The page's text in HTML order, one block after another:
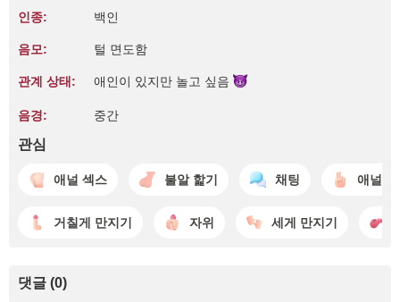
인종: 백인
음모: 털 면도함
관계 상태: 애인이 있지만 놀고 싶음
음경: 중간
관심
애널 섹스 불알 핥기 채팅 애널
거칠게 만지기 자위 세게 만지기
댓글 (0)